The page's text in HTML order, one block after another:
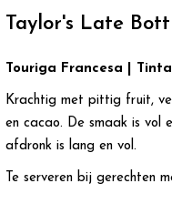
Taylor's Late
Touriga Francesa |
Krachtig met pittig fruit,
en cacao. De smaak is vol
afdronk is lang en vol.
Te serveren bij gerechten